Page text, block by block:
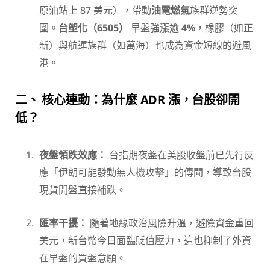
原油站上 87 美元），帶動油電燃氣族群逆勢突
圍。 台塑化（6505） 早盤強漲逾4% ，橡膠（如正
新）與航運族群（如萬海）也成為資金短線的避風
港。
二、 核心連動：為什麼 ADR 漲，台股卻開
低？
夜盤領跌效應： 台指期夜盤在美股收盤前已先行反
應「伊朗可能發動無人機攻擊」的傳聞，導致台股
現貨開盤直接補跌。
匯率干擾： 隨著地緣政治風險升溫，避險資金重回
美元，新台幣今日面臨貶值壓力，這也抑制了外資
在早盤的買盤意願。